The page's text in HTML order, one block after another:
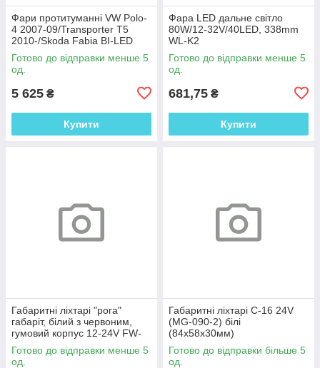
Фари протитуманні VW Polo-
4 2007-09/Transporter T5
2010-/Skoda Fabia BI-LED
GTW-G38 (W/W)
Готово до відправки менше 5
од.
5 625 ₴
Купити
Фара LED дальне світло
80W/12-32V/40LED, 338mm
WL-K2
Готово до відправки менше 5
од.
681,75 ₴
Купити
Габаритні ліхтарі "рога"
габаріт, білий з червоним,
гумовий корпус 12-24V FW-
K2
Готово до відправки менше 5
од.
Габаритні ліхтарі C-16 24V
(MG-090-2) білі
(84х58х30мм)
Готово до відправки більше 5
од.